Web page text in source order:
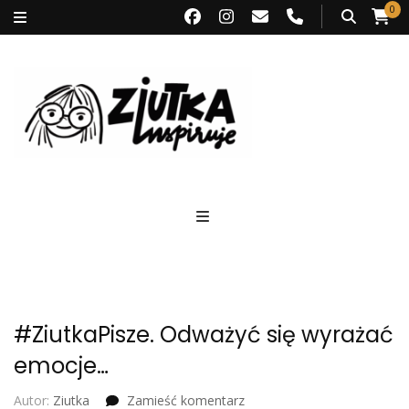
0
#ZiutkaPisze. Odważyć się wyrażać
emocje…
Autor: Ziutka Zamieść komentarzwe